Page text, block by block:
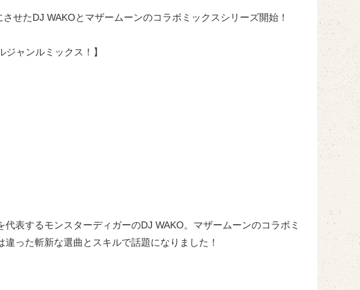
せたDJ WAKOとマザームーンのコラボミックスシリーズ開始！
ャンルミックス！】
表するモンスターディガーのDJ WAKO。マザームーンのコラボミ
った斬新な選曲とスキルで話題になりました！